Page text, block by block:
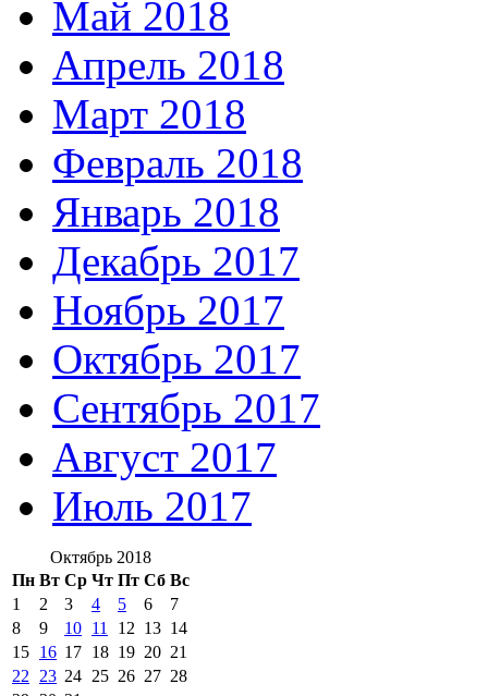
Май 2018
Апрель 2018
Март 2018
Февраль 2018
Январь 2018
Декабрь 2017
Ноябрь 2017
Октябрь 2017
Сентябрь 2017
Август 2017
Июль 2017
Октябрь 2018
Пн Вт Ср Чт Пт Сб Вс
1
2 3 4 5 6
7
8
9 10 11 12 13 14
15 16 17 18 19 20 21
22
23 24 25 26 27 28